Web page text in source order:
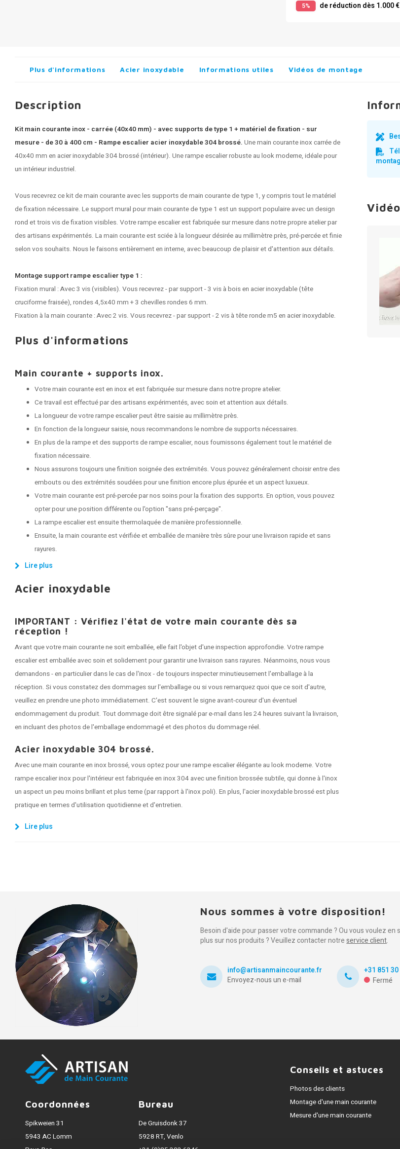
5% de réduction dès 1.000 €
Plus d'informations Acier inoxydable Informations utiles Vidéos de montage
Description
Kit main courante inox - carrée (40x40 mm) - avec supports de type 1 + matériel de fixation - sur
mesure - de 30 à 400 cm - Rampe escalier acier inoxydable 304 brossé. Unemain courante inox carrée de
40x40 mm en acier inoxydable 304 brossé (intérieur). Une rampe escalier robuste au look moderne, idéale pour
un intérieur industriel.
Vous recevrez ce kit de main courante avec les supports de main courante de type 1, y compris tout le matériel
de fixation nécessaire. Le support mural pour main courante de type 1 est un support populaire avec un design
rond et trois vis de fixation visibles. Votre rampe escalier est fabriquée sur mesure dans notre propre atelier par
des artisans expérimentés. La main courante est sciée à la longueur désirée au millimètre près, pré-percée et finie
selon vos souhaits. Nous le faisons entièrement en interne, avec beaucoup de plaisir et d'attention aux détails.
Montage support rampe escalier type 1 :
Fixation mural : Avec 3 vis (visibles). Vous recevrez - par support - 3 vis à bois en acier inoxydable (tête
cruciforme fraisée), rondes 4,5x40 mm + 3 chevilles rondes 6 mm.
Fixation à la main courante : Avec 2 vis. Vous recevrez - par support - 2 vis à tête ronde m5 en acier inoxydable.
Plus d'informations
Main courante + supports inox.
Votre main courante est en inox et est fabriquée sur mesure dans notre propre atelier.
Ce travail est effectué par des artisans expérimentés, avec soin et attention aux détails.
La longueur de votre rampe escalier peut être saisie au millimètre près.
En fonction de la longueur saisie, nous recommandons le nombre de supports nécessaires.
En plus de la rampe et des supports de rampe escalier, nous fournissons également tout le matériel de
fixation nécessaire.
Nous assurons toujours une finition soignée des extrémités. Vous pouvez généralement choisir entre des
embouts ou des extrémités soudées pour une finition encore plus épurée et un aspect luxueux.
Votre main courante est pré-percée par nos soins pour la fixation des supports. En option, vous pouvez
opter pour une position différente ou l'option "sans pré-perçage".
La rampe escalier est ensuite thermolaquée de manière professionnelle.
Ensuite, la main courante est vérifiée et emballée de manière très sûre pour une livraison rapide et sans
rayures.
Lire plus
Acier inoxydable
IMPORTANT : Vérifiez l'état de votre main courante dès sa
réception !
Avant que votre main courante ne soit emballée, elle fait l'objet d'une inspection approfondie. Votre rampe
escalier est emballée avec soin et solidement pour garantir une livraison sans rayures. Néanmoins, nous vous
demandons - en particulier dans le cas de l'inox - de toujours inspecter minutieusement l'emballage à la
réception. Si vous constatez des dommages sur l'emballage ou si vous remarquez quoi que ce soit d'autre,
veuillez en prendre une photo immédiatement. C'est souvent le signe avant-coureur d'un éventuel
endommagement du produit. Tout dommage doit être signalé par e-mail dans les 24 heures suivant la livraison,
en incluant des photos de l'emballage endommagé et des photos du dommage réel.
Acier inoxydable 304 brossé.
Avec une main courante en inox brossé, vous optez pour une rampe escalier élégante au look moderne. Votre
rampe escalier inox pour l'intérieur est fabriquée en inox 304 avec une finition brossée subtile, qui donne à l'inox
un aspect un peu moins brillant et plus terne (par rapport à l'inox poli). En plus, l'acier inoxydable brossé est plus
pratique en termes d'utilisation quotidienne et d'entretien.
Lire plus
Nous sommes à votre disposition!
Besoin d'aide pour passer votre commande ? Ou vous voulez en
plus sur nos produits ? Veuillez contacter notreservice client.
info@artisanmaincourante.fr
Envoyez-nous un e-mail
+31 851 30
Fermé
Coordonnées
Spikweien 31
5943 AC Lomm
Bureau
De Gruisdonk 37
5928 RT, Venlo
Conseils et astuces
Photos des clients
Montage d'une main courante
Mesure d'une main courante